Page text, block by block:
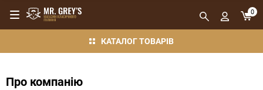
КАТАЛОГ ТОВАРІВ
0
Про компанію